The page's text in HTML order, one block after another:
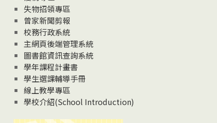
失物招領專區
曾家新聞剪報
校務行政系統
主網頁後端管理系統
圖書館資訊查詢系統
學年課程計畫書
學生選課輔導手冊
線上教學專區
學校介紹(School Introduction)